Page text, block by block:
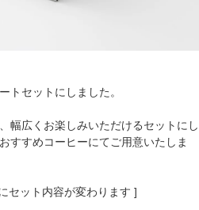
トセットにしました。
幅広くお楽しみいただけるセットにし
すすめコーヒーにてご用意いたしま
セット内容が変わります ]